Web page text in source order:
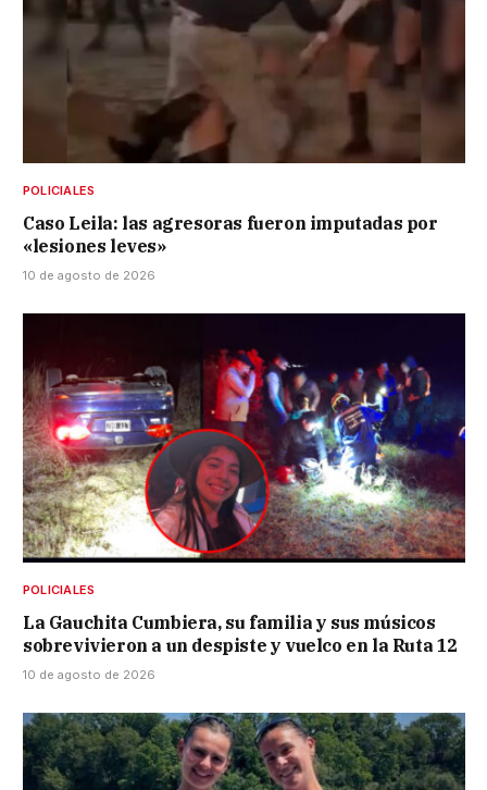
POLICIALES
Caso Leila: las agresoras fueron imputadas por
«lesiones leves»
10 de agosto de 2026
POLICIALES
La Gauchita Cumbiera, su familia y sus músicos
sobrevivieron a un despiste y vuelco en la Ruta 12
10 de agosto de 2026